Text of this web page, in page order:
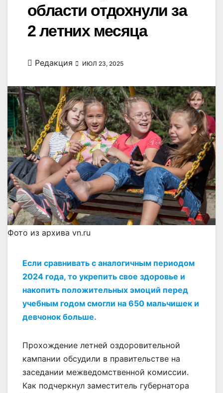
области отдохнули за
2 летних месяца
Редакция ИЮЛ 23, 2025
Фото из архива vn.ru
Если сравнивать с аналогичным периодом
2024 года, то укрепить свое здоровье и
накопить положительных эмоций перед
учебным годом смогли на 650 мальчишек и
девчонок больше.
Прохождение летней оздоровительной
кампании обсудили в правительстве на
заседании межведомственной комиссии.
Как подчеркнул заместитель губернатора